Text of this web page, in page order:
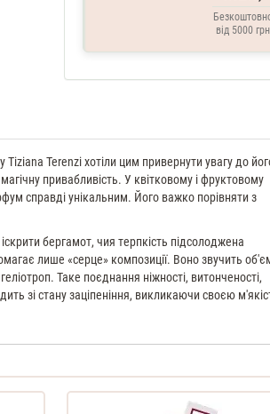
від 5000 грн
Terenzi хотіли цим привернути увагу до
привабливість. У квітковому і фруктовому
справді унікальним. Його важко порівняти з
бергамот, чия терпкість підсолоджена
лише «серце» композиції. Воно звучить
Таке поєднання ніжності, витонченості,
зі стану заціпеніння, викликаючи своєю